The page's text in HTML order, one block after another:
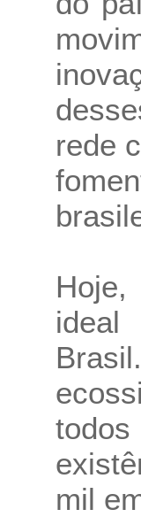
rede
ideal
todos
mil